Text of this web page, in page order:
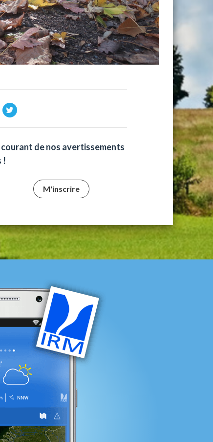
de nos avertissements
!
M'inscrire